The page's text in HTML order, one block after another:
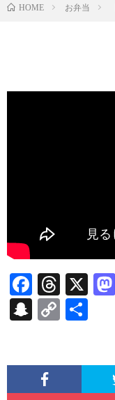
HOME お弁当
F
ac
e
o
T
hr
ea
X
S
pc
C